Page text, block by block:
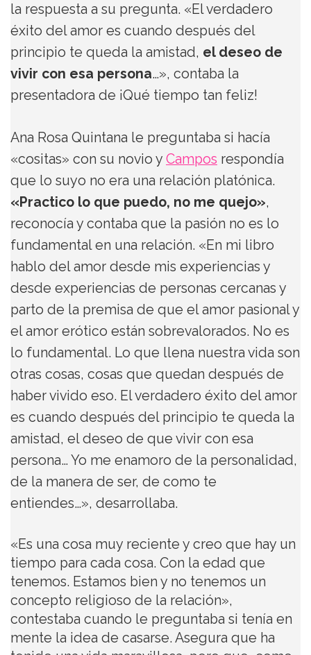
la respuesta a su pregunta. «El verdadero
éxito del amor es cuando después del
principio te queda la amistad, el deseo de
vivir con esa persona…», contaba la
presentadora de ¡Qué tiempo tan feliz!
Ana Rosa Quintana le preguntaba si hacía
«cositas» con su novio y Campos respondía
que lo suyo no era una relación platónica.
«Practico lo que puedo, no me quejo»,
reconocía y contaba que la pasión no es lo
fundamental en una relación. «En mi libro
hablo del amor desde mis experiencias y
desde experiencias de personas cercanas y
parto de la premisa de que el amor pasional y
el amor erótico están sobrevalorados. No es
lo fundamental. Lo que llena nuestra vida son
otras cosas, cosas que quedan después de
haber vivido eso. El verdadero éxito del amor
es cuando después del principio te queda la
amistad, el deseo de que vivir con esa
persona… Yo me enamoro de la personalidad,
de la manera de ser, de como te
entiendes…», desarrollaba.
«Es una cosa muy reciente y creo que hay un
tiempo para cada cosa. Con la edad que
tenemos. Estamos bien y no tenemos un
concepto religioso de la relación»,
contestaba cuando le preguntaba si tenía en
mente la idea de casarse. Asegura que ha